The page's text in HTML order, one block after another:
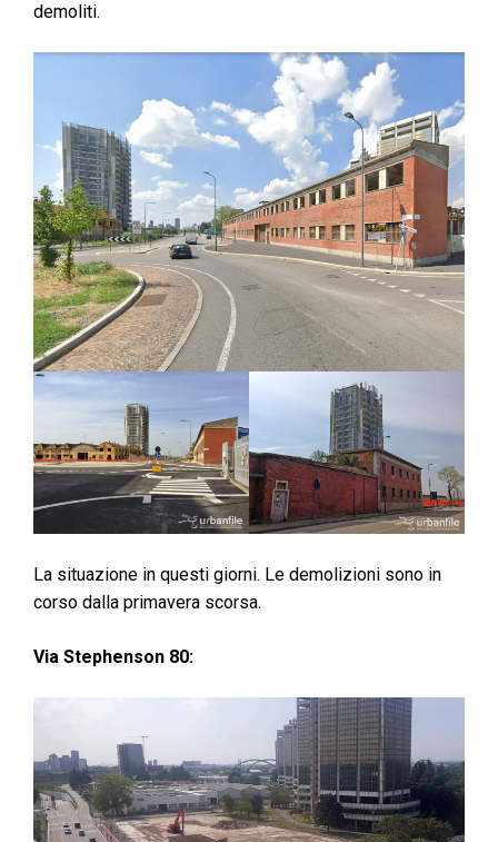
demoliti.
La situazione in questi giorni. Le demolizioni sono in
corso dalla primavera scorsa.
Via Stephenson 80: